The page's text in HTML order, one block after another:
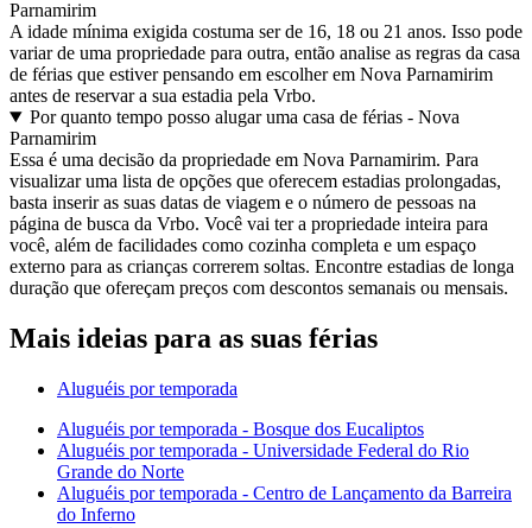
Parnamirim
A idade mínima exigida costuma ser de 16, 18 ou 21 anos. Isso pode
variar de uma propriedade para outra, então analise as regras da casa
de férias que estiver pensando em escolher em Nova Parnamirim
antes de reservar a sua estadia pela Vrbo.
Por quanto tempo posso alugar uma casa de férias - Nova
Parnamirim
Essa é uma decisão da propriedade em Nova Parnamirim. Para
visualizar uma lista de opções que oferecem estadias prolongadas,
basta inserir as suas datas de viagem e o número de pessoas na
página de busca da Vrbo. Você vai ter a propriedade inteira para
você, além de facilidades como cozinha completa e um espaço
externo para as crianças correrem soltas. Encontre estadias de longa
duração que ofereçam preços com descontos semanais ou mensais.
Mais ideias para as suas férias
Aluguéis por temporada
Aluguéis por temporada - Bosque dos Eucaliptos
Aluguéis por temporada - Universidade Federal do Rio
Grande do Norte
Aluguéis por temporada - Centro de Lançamento da Barreira
do Inferno